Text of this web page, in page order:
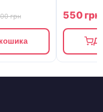
грн 550 грн